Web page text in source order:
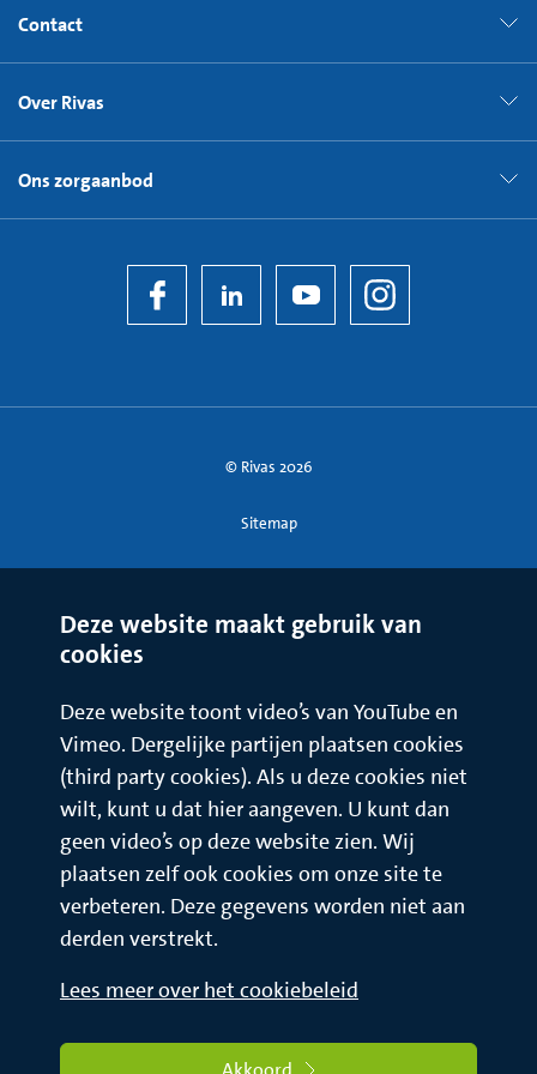
Contact
Over Rivas
Ons zorgaanbod
© Rivas 2026
Sitemap
Deze website maakt gebruik van
cookies
Deze website toont video’s van YouTube en
Vimeo. Dergelijke partijen plaatsen cookies
(third party cookies). Als u deze cookies niet
wilt, kunt u dat hier aangeven. U kunt dan
geen video’s op deze website zien. Wij
plaatsen zelf ook cookies om onze site te
verbeteren. Deze gegevens worden niet aan
derden verstrekt.
Lees meer over het cookiebeleid